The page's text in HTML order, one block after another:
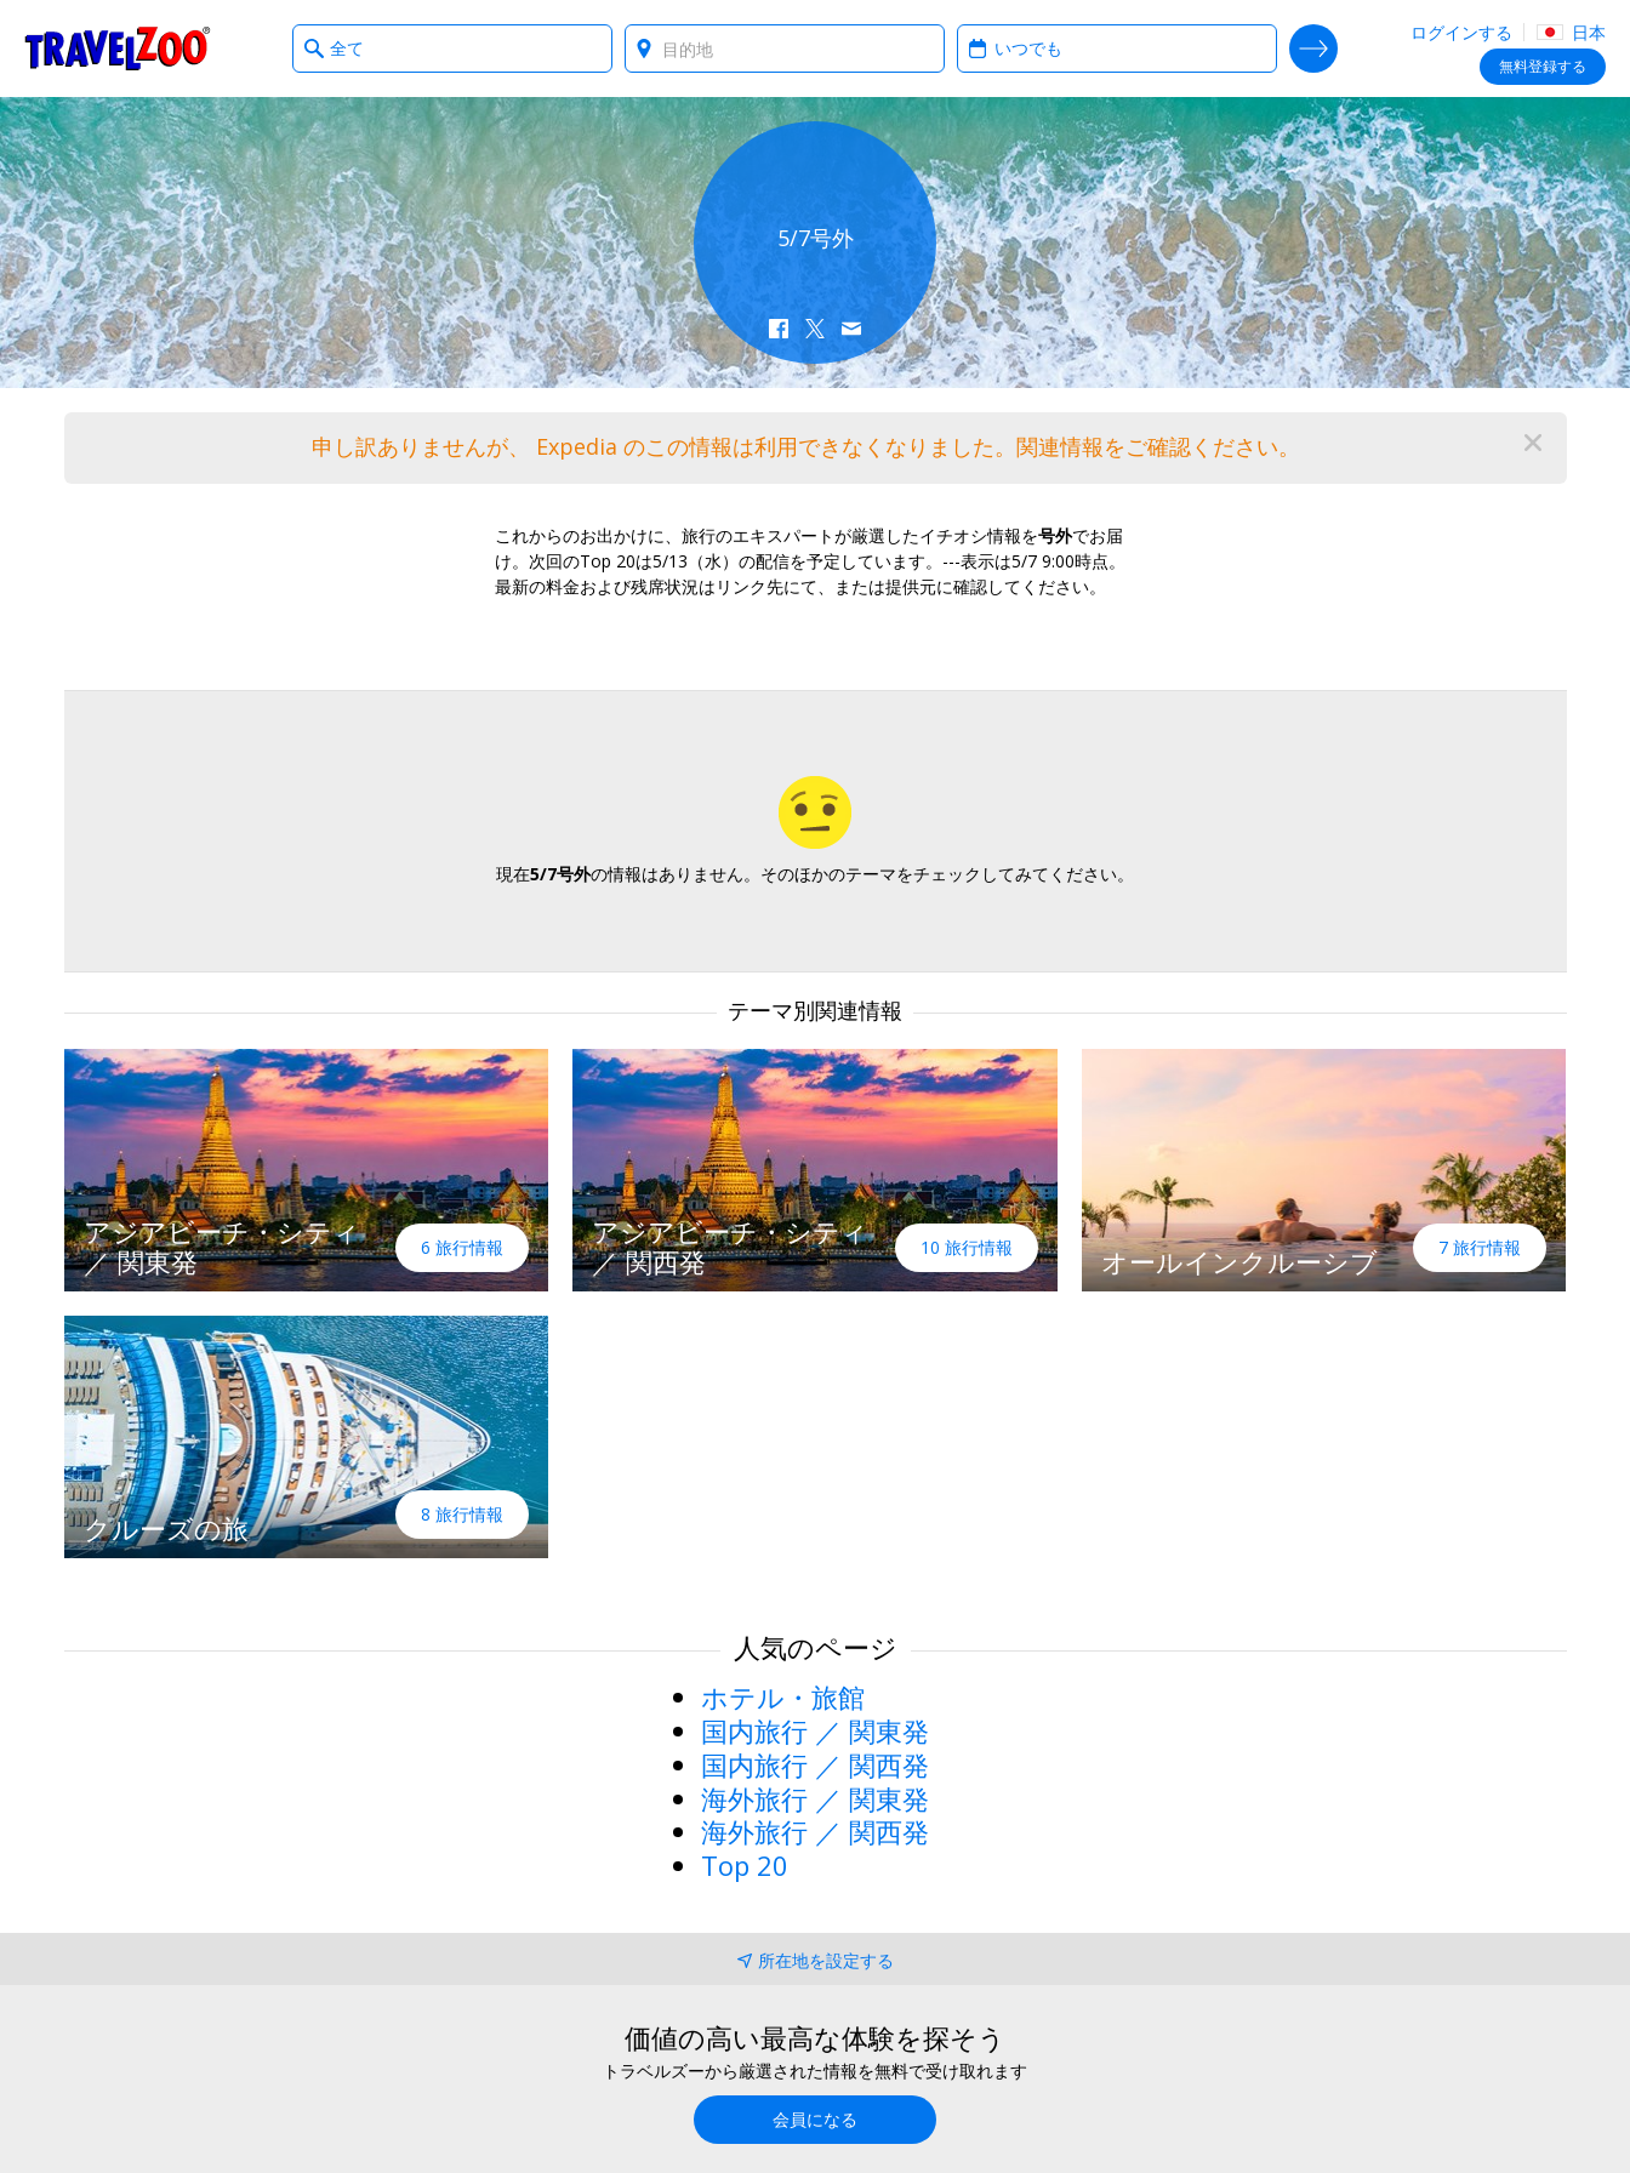
Travelzoo ログインする 日本
無料登録する
What
type
deals?
Where? When?
SEARCH DEALS
5/7号外
申し訳ありませんが、 Expedia のこの情報は利用できなくなりました。関連情報をご確認ください。
これからのお出かけに、旅行のエキスパートが厳選したイチオシ情報を号外でお届
け。次回のTop 20は5/13（水）の配信を予定しています。---表示は5/7 9:00時点。
最新の料金および残席状況はリンク先にて、または提供元に確認してください。
現在5/7号外の情報はありません。そのほかのテーマをチェックしてみてください。
テーマ別関連情報
アジアビーチ・シティ
／ 関東発
6 旅行情報
アジアビーチ・シティ
／ 関西発
10 旅行情報 オールインクルーシブ 7 旅行情報
クルーズの旅 8 旅行情報
人気のページ
ホテル・旅館
国内旅行 ／ 関東発
国内旅行 ／ 関西発
海外旅行 ／ 関東発
海外旅行 ／ 関西発
Top 20
所在地を設定する
価値の高い最高な体験を探そう
トラベルズーから厳選された情報を無料で受け取れます
会員になる